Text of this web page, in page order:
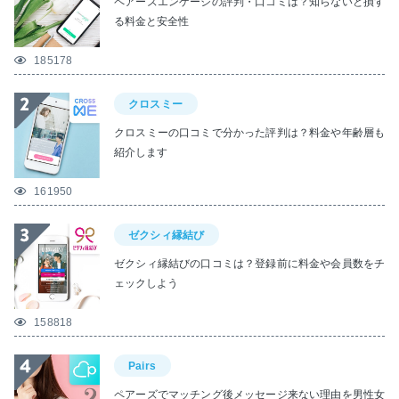
185178
る料金と安全性
161950
クロスミー
クロスミーの口コミで分かった評判は？料金や年齢層も
紹介します
158818
ゼクシィ縁結び
ゼクシィ縁結びの口コミは？登録前に料金や会員数をチ
ェックしよう
Pairs
ペアーズでマッチング後メッセージ来ない理由を男性女